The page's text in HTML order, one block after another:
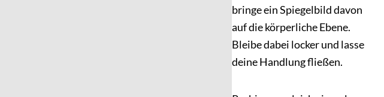
bringe ein Spiegelbild davon
auf die körperliche Ebene.
Bleibe dabei locker und lasse
deine Handlung fließen.